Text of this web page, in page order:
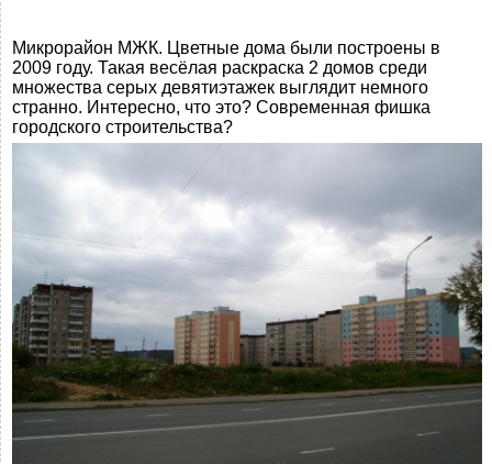
Микрорайон МЖК. Цветные дома были построены в
2009 году. Такая весёлая раскраска 2 домов среди
множества серых девятиэтажек выглядит немного
странно. Интересно, что это? Современная фишка
городского строительства?